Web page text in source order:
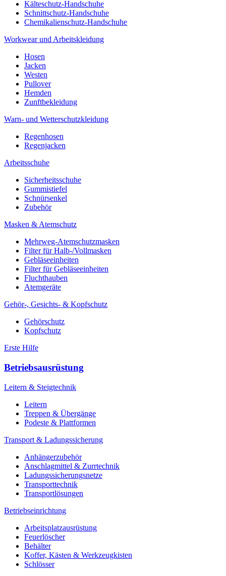
Kälteschutz-Handschuhe
Schnittschutz-Handschuhe
Chemikalienschutz-Handschuhe
Workwear und Arbeitskleidung
Hosen
Jacken
Westen
Pullover
Hemden
Zunftbekleidung
Warn- und Wetterschutzkleidung
Regenhosen
Regenjacken
Arbeitsschuhe
Sicherheitsschuhe
Gummistiefel
Schnürsenkel
Zubehör
Masken & Atemschutz
Mehrweg-Atemschutzmasken
Filter für Halb-/Vollmasken
Gebläseeinheiten
Filter für Gebläseeinheiten
Fluchthauben
Atemgeräte
Gehör-, Gesichts- & Kopfschutz
Gehörschutz
Kopfschutz
Erste Hilfe
Betriebsausrüstung
Leitern & Steigtechnik
Leitern
Treppen & Übergänge
Podeste & Plattformen
Transport & Ladungssicherung
Anhängerzubehör
Anschlagmittel & Zurrtechnik
Ladungssicherungsnetze
Transporttechnik
Transportlösungen
Betriebseinrichtung
Arbeitsplatzausrüstung
Feuerlöscher
Behälter
Koffer, Kästen & Werkzeugkisten
Schlösser